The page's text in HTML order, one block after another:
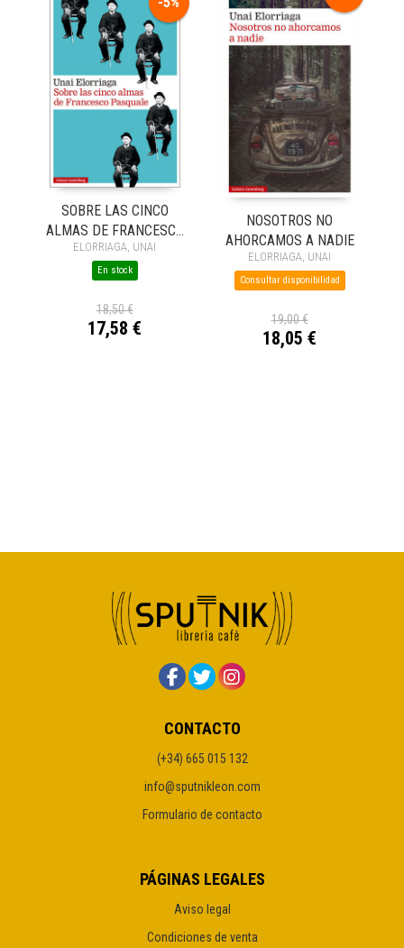
SOBRE LAS CINCO
ALMAS DE FRANCESCO
PASQUALE
ELORRIAGA, UNAI
En stock
18,50 €
17,58 €
NOSOTROS NO
AHORCAMOS A NADIE
ELORRIAGA, UNAI
Consultar disponibilidad
19,00 €
18,05 €
CONTACTO
(+34) 665 015 132
info@sputnikleon.com
Formulario de contacto
PÁGINAS LEGALES
Aviso legal
Condiciones de venta